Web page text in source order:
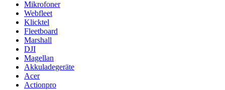
Mikrofoner
Webfleet
Klicktel
Fleetboard
Marshall
DJI
Magellan
Akkuladegeräte
Acer
Actionpro